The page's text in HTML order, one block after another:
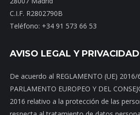
C.I.F. R2802790B
Teléfono: +34 91 573 66 53
AVISO LEGAL Y
De acuerdo al REGLAMENTO (UE) 2016/
PARLAMENTO EUROPEO Y DEL
2016 relativo a la protección de las